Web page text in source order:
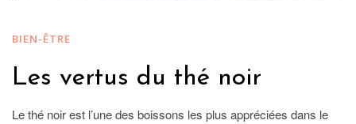
BIEN-ÊTRE
Les vertus du thé noir
Le thé noir est l’une des boissons les plus appréciées dans le